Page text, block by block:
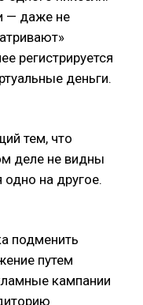
— даже не
регистрируется
деньги.
тем, что
деле не видны
на другое.
подменить
путем
кампании